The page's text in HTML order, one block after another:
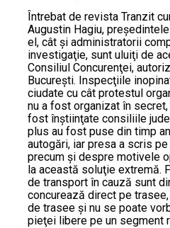
Întrebat de revista Tranzit
Augustin Hagiu,
el, cât şi administratorii
investigaţie, sunt uluiţi de
Consiliul Concurenţei,
Bucureşti. Inspecţiile
ciudate cu cât protestul
nu a fost organizat în
fost înştiinţate consiliile
plus au fost puse din timp
autogări, iar presa a scris
precum şi despre motivele
la această soluţie extremă.
de transport în cauză sunt
concurează direct pe
de trasee şi nu se poate
pieţei libere pe un segment